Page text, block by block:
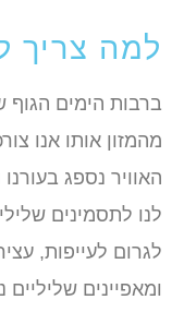
למה צריך
ברבות הימים הגוף
מהמזון אותו אנו
האוויר נספג
לנו לתסמינים
לגרום לעייפות,
ומאפיינים